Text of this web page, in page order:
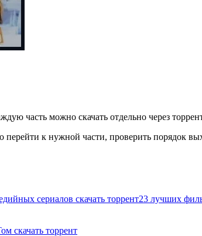
часть можно скачать отдельно через
к нужной части, проверить порядок
сериалов скачать торрент23 лучших
скачать торрент